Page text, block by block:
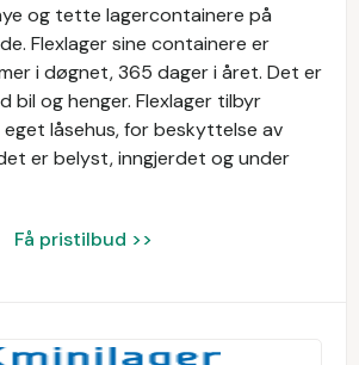
og tette lagercontainere på
Flexlager sine containere er
i døgnet, 365 dager i året. Det er
bil og henger. Flexlager tilbyr
låsehus, for beskyttelse av
er belyst, inngjerdet og under
Få pristilbud >>